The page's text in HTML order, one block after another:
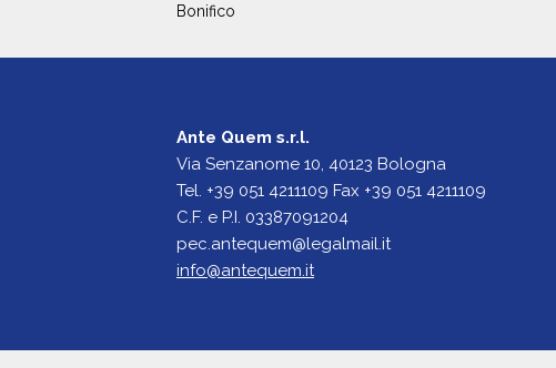
Bonifico
Ante Quem s.r.l.
Via Senzanome 10, 40123 Bologna
Tel. +39 051 4211109 Fax +39 051 4211109
C.F. e P.I. 03387091204
pec.antequem@legalmail.it
info@antequem.it